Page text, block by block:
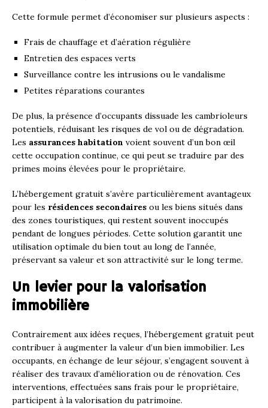
Cette formule permet d’économiser sur plusieurs aspects :
Frais de chauffage et d’aération régulière
Entretien des espaces verts
Surveillance contre les intrusions ou le vandalisme
Petites réparations courantes
De plus, la présence d’occupants dissuade les cambrioleurs
potentiels, réduisant les risques de vol ou de dégradation.
Les assurances habitation voient souvent d’un bon œil
cette occupation continue, ce qui peut se traduire par des
primes moins élevées pour le propriétaire.
L’hébergement gratuit s’avère particulièrement avantageux
pour les résidences secondaires ou les biens situés dans
des zones touristiques, qui restent souvent inoccupés
pendant de longues périodes. Cette solution garantit une
utilisation optimale du bien tout au long de l’année,
préservant sa valeur et son attractivité sur le long terme.
Un levier pour la valorisation
immobilière
Contrairement aux idées reçues, l’hébergement gratuit peut
contribuer à augmenter la valeur d’un bien immobilier. Les
occupants, en échange de leur séjour, s’engagent souvent à
réaliser des travaux d’amélioration ou de rénovation. Ces
interventions, effectuées sans frais pour le propriétaire,
participent à la valorisation du patrimoine.